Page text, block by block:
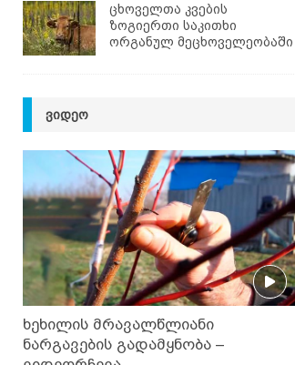
ცხოველთა კვების
ზოგიერთი საკითხი
ორგანულ მეცხოველეობაში
ᲕᲘᲓᲔᲝ
ხეხილის მრავალწლიანი
ნარგავების გადამყნობა –